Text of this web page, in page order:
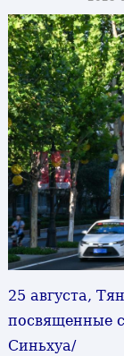
25 августа,
посвященные
Синьхуа/